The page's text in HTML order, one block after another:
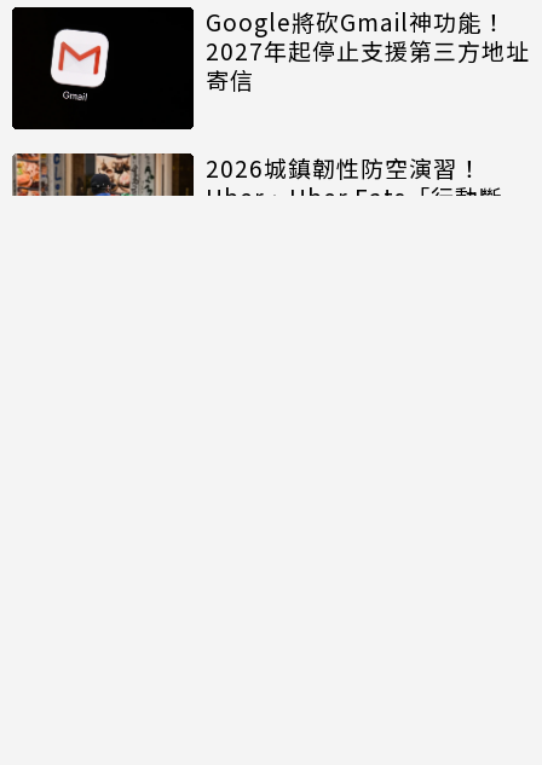
Google將砍Gmail神功能！
2027年起停止支援第三方地址
寄信
2026城鎮韌性防空演習！
Uber、Uber Eats「行動斷